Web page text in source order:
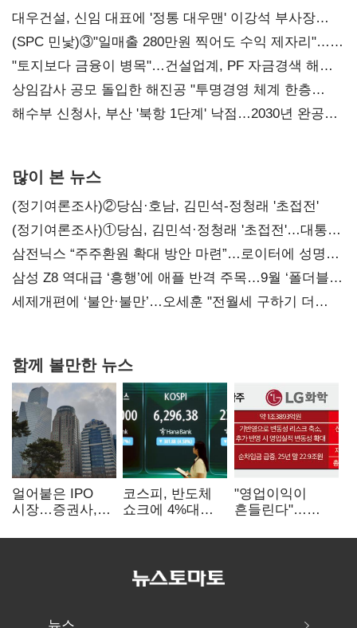
대우건설, 신임 대표에 '정통 대우맨' 이강석 부사장
내정
(SPC 민낯)③"일매출 280만원 찍어도 수익 제자리"…
점주 울리는 '상시 할인'
"토지보다 금융이 병목"…건설업계, PF 자금경색 해소
목소리
상임감사 공모 돌입한 해진공 "투명경영 체계 한층
강화"
해수부 신청사, 부산 '북항 1단계' 낙점…2030년 완공
많이 본 뉴스
(정기여론조사)②당심·호남, 김민석-정청래 '초접전'
(정기여론조사)①당심, 김민석·정청래 '초접전'…대통령
지지도 '50% 아래로'(종합)
삼전닉스 “주주환원 확대 방안 마련”…로이터에 성명
보내
삼성 Z8 역대급 ‘흥행’에 애플 반격 주목…9월 ‘폴더블
대전’
세제개편에 ‘불안·불만’…오세훈 "전월세 구하기 더
함께 볼만한 뉴스
얼어붙은 IPO
시장…증권사,
전쟁' 기대
코스피, 반도체
쇼크에 4%대
5거래일째 상승
"영업이익이
흔들린다"…
18에 취약